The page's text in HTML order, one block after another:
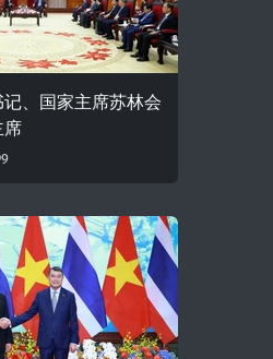
、国家主席苏林会
席